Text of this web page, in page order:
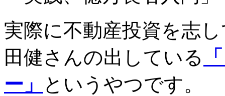
実際に不動産投資を志
田健さんの出している
ー」
というやつです。